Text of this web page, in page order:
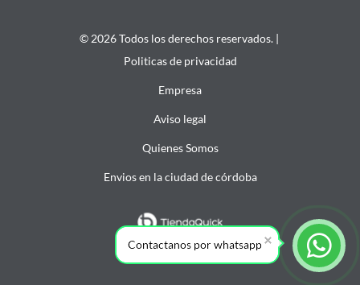
© 2026 Todos los derechos reservados. |
Politicas de privacidad
Empresa
Aviso legal
Quienes Somos
Envios en la ciudad de córdoba
Contactanos por whatsapp